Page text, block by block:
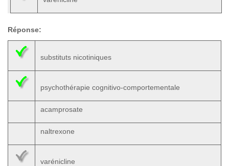
Réponse:
substituts nicotiniques
psychothérapie cognitivo-comportementale
acamprosate
naltrexone
varénicline